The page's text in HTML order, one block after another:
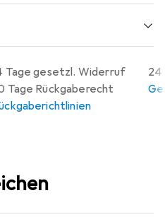
Tage gesetzl. Widerruf
Tage Rückgaberecht
24